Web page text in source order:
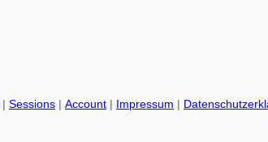
| Sessions | Account | Impressum |